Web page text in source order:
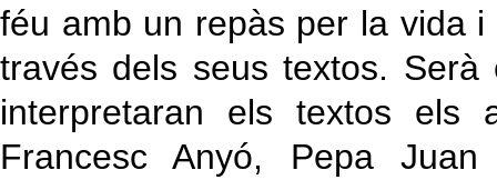
féu amb un repàs per la vida i
través dels seus textos.
interpretaran els textos els
Francesc Anyó, Pepa